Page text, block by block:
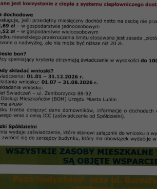
RM LUBLIN
„Czuby”. Uchwalenie zmian Statutu
Kryształową Cegłą
związanych z realizacją